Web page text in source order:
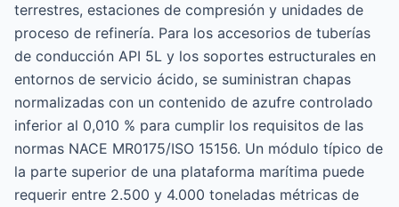
terrestres, estaciones de compresión y unidades de
proceso de refinería. Para los accesorios de tuberías
de conducción API 5L y los soportes estructurales en
entornos de servicio ácido, se suministran chapas
normalizadas con un contenido de azufre controlado
inferior al 0,010 % para cumplir los requisitos de las
normas NACE MR0175/ISO 15156. Un módulo típico de
la parte superior de una plataforma marítima puede
requerir entre 2.500 y 4.000 toneladas métricas de